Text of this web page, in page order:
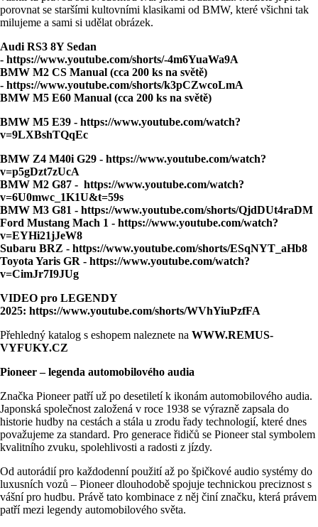
porovnat se staršími kultovními klasikami od BMW, které všichni tak
milujeme a sami si udělat obrázek.
Audi RS3 8Y Sedan
- https://www.youtube.com/shorts/-4m6YuaWa9A
BMW M2 CS Manual (cca 200 ks na světě)
- https://www.youtube.com/shorts/k3pCZwcoLmA
BMW M5 E60 Manual (cca 200 ks na světě)
BMW M5 E39 - https://www.youtube.com/watch?
v=9LXBshTQqEc
BMW Z4 M40i G29 - https://www.youtube.com/watch?
v=p5gDzt7zUcA
BMW M2 G87 - https://www.youtube.com/watch?
v=6U0mwc_1K1U&t=59s
BMW M3 G81 - https://www.youtube.com/shorts/QjdDUt4raDM
Ford Mustang Mach 1 - https://www.youtube.com/watch?
v=EYHi21jJeW8
Subaru BRZ - https://www.youtube.com/shorts/ESqNYT_aHb8
Toyota Yaris GR - https://www.youtube.com/watch?
v=CimJr7I9JUg
VIDEO pro LEGENDY
2025: https://www.youtube.com/shorts/WVhYiuPzfFA
Přehledný katalog s eshopem naleznete na WWW.REMUS-
VYFUKY.CZ
Pioneer – legenda automobilového audia
Značka Pioneer patří už po desetiletí k ikonám automobilového audia.
Japonská společnost založená v roce 1938 se výrazně zapsala do
historie hudby na cestách a stála u zrodu řady technologií, které dnes
považujeme za standard. Pro generace řidičů se Pioneer stal symbolem
kvalitního zvuku, spolehlivosti a radosti z jízdy.
Od autorádií pro každodenní použití až po špičkové audio systémy do
luxusních vozů – Pioneer dlouhodobě spojuje technickou preciznost s
vášní pro hudbu. Právě tato kombinace z něj činí značku, která právem
patří mezi legendy automobilového světa.